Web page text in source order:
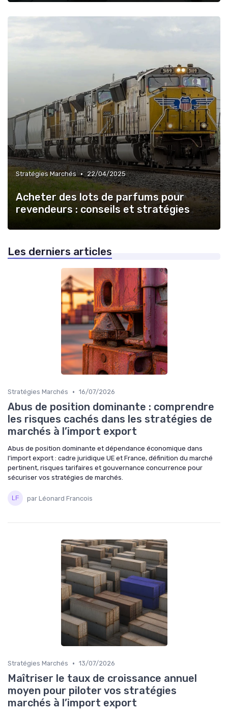
Stratégies Marchés • 22/04/2025
Acheter des lots de parfums pour
revendeurs : conseils et stratégies
Les derniers articles
Stratégies Marchés • 16/07/2026
Abus de position dominante : comprendre
les risques cachés dans les stratégies de
marchés à l’import export
Abus de position dominante et dépendance économique dans
l’import export : cadre juridique UE et France, définition du marché
pertinent, risques tarifaires et gouvernance concurrence pour
sécuriser vos stratégies de marchés.
par Léonard Francois
Stratégies Marchés • 13/07/2026
Maîtriser le taux de croissance annuel
moyen pour piloter vos stratégies
marchés à l’import export